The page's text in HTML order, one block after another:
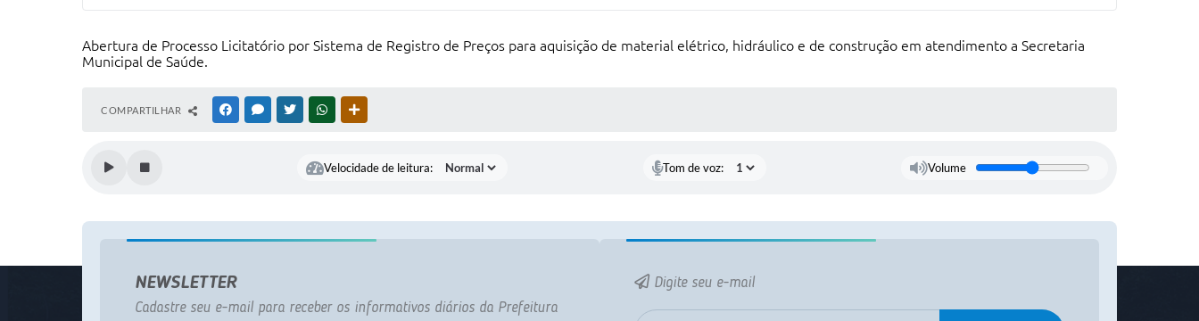
Abertura de Processo Licitatório por Sistema de Registro de Preços para aquisição de material elétrico, hidráulico e de construção em atendimento a Secretaria
Municipal de Saúde.
COMPARTILHAR FACEBOOKMESSENGER
TWITTERWHATSAPP
Velocidade de leitura: Tom de voz: Volume
NEWSLETTER
Cadastre seu e-mail para receber os informativos diários da Prefeitura
Digite seu e-mail